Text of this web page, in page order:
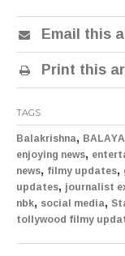
Email this
Print this
TAGS
Balakrishna, BALAYA
enjoying news,
news, filmy updates,
updates, journalist
nbk, social media,
tollywood filmy